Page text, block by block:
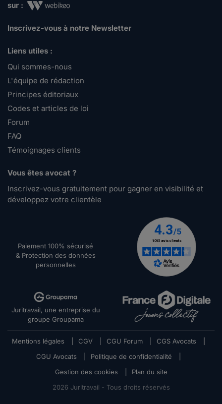
sur :
Inscrivez-vous à notre Newsletter
Liens utiles :
Qui sommes-nous
L'équipe de rédaction
Principes éditoriaux
Codes et articles de loi
Forum
FAQ
Témoignages clients
Vous êtes avocat ?
Inscrivez-vous gratuitement pour gagner en visibilité et
développez votre clientèle
Paiement 100% sécurisé
& Protection des données
personnelles
Juritravail, une entreprise du
groupe Groupama
Mentions légales CGV CGU Forum CGS Avocats
CGU Avocats
Politique de confidentialité
Gestion des cookies
Plan du site
2026 Juritravail - Tous droits réservés